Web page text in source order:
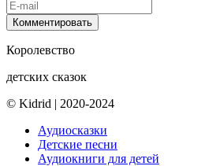
Комментировать
Королевство
детских сказок
© Kidrid | 2020-2024
Аудиосказки
Детские песни
Аудиокниги для детей